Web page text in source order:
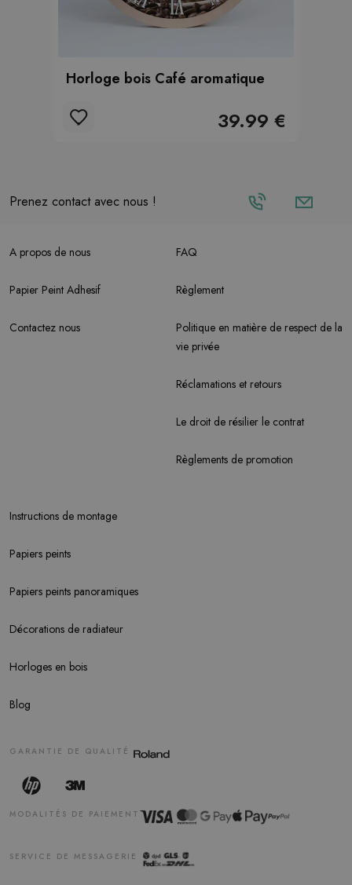
Horloge bois Café aromatique
39.99 €
Prenez contact avec nous !
A propos de nous
Papier Peint Adhesif
Contactez nous
Instructions de montage
Papiers peints
Papiers peints panoramiques
Décorations de radiateur
Horloges en bois
Blog
FAQ
Règlement
Politique en matière de respect de la
vie privée
Réclamations et retours
Le droit de résilier le contrat
Règlements de promotion
GARANTIE DE QUALITÉ
SERVICE DE MESSAGERIE
MODALITÉS DE PAIEMENT